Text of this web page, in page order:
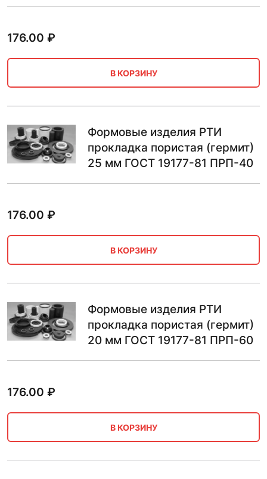
176.00 ₽
В КОРЗИНУ
Формовые изделия РТИ
прокладка пористая (гермит)
25 мм ГОСТ 19177-81 ПРП-40
176.00 ₽
В КОРЗИНУ
Формовые изделия РТИ
прокладка пористая (гермит)
20 мм ГОСТ 19177-81 ПРП-60
176.00 ₽
В КОРЗИНУ